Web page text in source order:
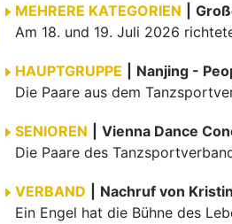
MEHRERE KATEGORIEN
HAUPTGRUPPE
Nanjing -
SENIOREN
Vienna Dance
VERBAND
Nachruf von